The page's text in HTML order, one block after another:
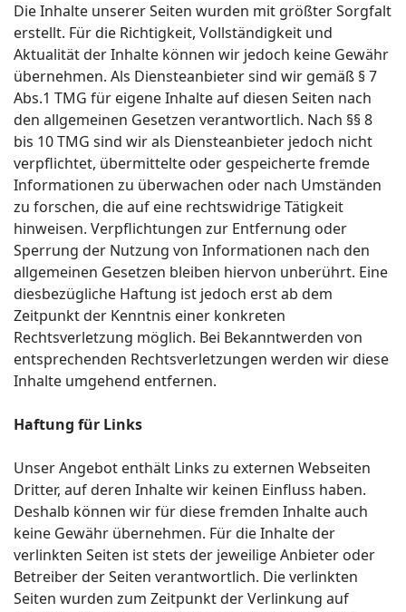
Die Inhalte unserer Seiten wurden mit größter Sorgfalt
erstellt. Für die Richtigkeit, Vollständigkeit und
Aktualität der Inhalte können wir jedoch keine Gewähr
übernehmen. Als Diensteanbieter sind wir gemäß § 7
Abs.1 TMG für eigene Inhalte auf diesen Seiten nach
den allgemeinen Gesetzen verantwortlich. Nach §§ 8
bis 10 TMG sind wir als Diensteanbieter jedoch nicht
verpflichtet, übermittelte oder gespeicherte fremde
Informationen zu überwachen oder nach Umständen
zu forschen, die auf eine rechtswidrige Tätigkeit
hinweisen. Verpflichtungen zur Entfernung oder
Sperrung der Nutzung von Informationen nach den
allgemeinen Gesetzen bleiben hiervon unberührt. Eine
diesbezügliche Haftung ist jedoch erst ab dem
Zeitpunkt der Kenntnis einer konkreten
Rechtsverletzung möglich. Bei Bekanntwerden von
entsprechenden Rechtsverletzungen werden wir diese
Inhalte umgehend entfernen.
Haftung für Links
Unser Angebot enthält Links zu externen Webseiten
Dritter, auf deren Inhalte wir keinen Einfluss haben.
Deshalb können wir für diese fremden Inhalte auch
keine Gewähr übernehmen. Für die Inhalte der
verlinkten Seiten ist stets der jeweilige Anbieter oder
Betreiber der Seiten verantwortlich. Die verlinkten
Seiten wurden zum Zeitpunkt der Verlinkung auf